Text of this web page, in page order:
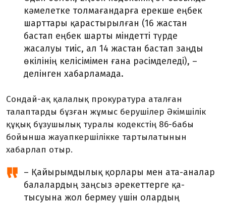
кәмелетке толмағандарға ерекше еңбек
шарттары қарастырылған (16 жас­тан
бастап еңбек шарты міндетті түрде
жасалуы тиіс, ал 14 жастан бастап заңды
өкі­лінің келісімімен ғана рәсімделеді), –
делінген хабарламада.
Сондай-ақ қалалық прокуратура аталған
талаптарды бұзған жұмыс берушілер Әкім­шілік
құқық бұзушылық туралы кодекстің 86-бабы
бойынша жауапкершілікке тар­тылатынын
хабарлап отыр.
– Қайырымдылық қорлары мен ата-аналар
балалардың заңсыз әрекеттерге қа­
тысуына жол бермеу үшін олардың